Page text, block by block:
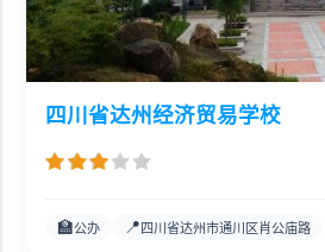
四川省达州经济贸易学校
🏫公办 📍四川省达州市通川区肖公庙路